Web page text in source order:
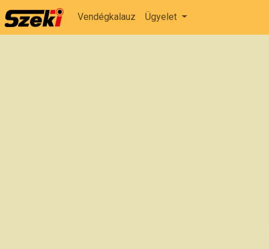
Vendégkalauz Ügyelet